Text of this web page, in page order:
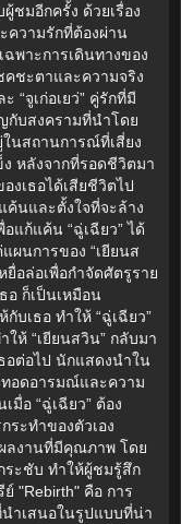
ชมอีกครั้ง ด้วยเรื่อง
ความรักที่ต้องผ่าน
พาะการเดินทางของ
คชะตาและความจริง
“จูเก่อเยว่” คู่รักที่มี
กับสงครามที่นำโดย
ในสถานการณ์ที่เสี่ยง
หลังจากที่รอดชีวิตมา
งเธอได้เสียชีวิตไป
ค้นและตั้งใจที่จะล้าง
แก้แค้น “ฉู่เฉียว” ได้
ผนการของ “เยียนส
ยื่อล่อเพื่อกำจัดศัตรูราย
อ ก็เป็นเหมือน
บเธอ ทำให้ “ฉู่เฉียว”
ให้ “เยียนสวิน” กลับมา
อต่อไป นักแสดงนำใน
ทอดอารมณ์และความ
มื่อ “ฉู่เฉียว” ต้อง
ระทำของตัวเอง
ลงานที่มีคุณภาพ โดย
ระชับ ทำให้ผู้ชมรู้สึก
"Rebirth" คือ การ
ำเสนอในรูปแบบที่น่า